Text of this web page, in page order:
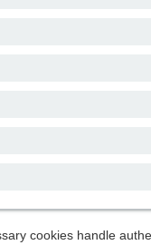
cookies handle